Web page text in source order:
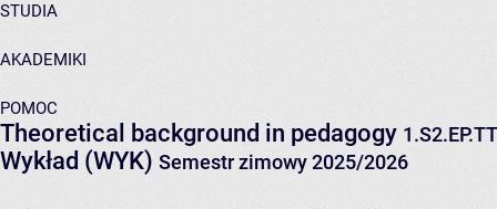
STUDIA
AKADEMIKI
POMOC
Theoretical background in pedagogy
Wykład (WYK) Semestr zimowy 2025/2026